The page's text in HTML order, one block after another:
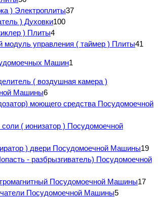
) Электроплиты37
) Духовки100
) Плиты4
модуль управления ( таймер ) Плиты41
Машин1
( воздушная камера )
Машины6
моющего средства Посудомоечной
( ионизатор ) Посудомоечной
) двери Посудомоечной Машины19
- разбрызгиватель) Посудомоечной
Посудомоечной Машины17
Посудомоечной Машины5